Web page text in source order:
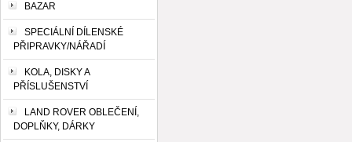
BAZAR
SPECIÁLNÍ DÍLENSKÉ
PŘIPRAVKY/NÁŘADÍ
KOLA, DISKY A
PŘÍSLUŠENSTVÍ
LAND ROVER OBLEČENÍ,
DOPLŇKY, DÁRKY